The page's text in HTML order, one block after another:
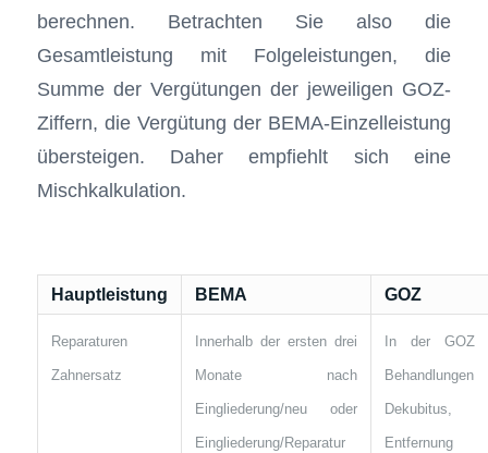
berechnen. Betrachten Sie also die
Gesamtleistung mit Folgeleistungen, die
Summe der Vergütungen der jeweiligen GOZ-
Ziffern, die Vergütung der BEMA-Einzelleistung
übersteigen. Daher empfiehlt sich eine
Mischkalkulation.
Hauptleistung BEMA GOZ
Reparaturen
Zahnersatz
Innerhalb der ersten drei
Monate nach
Eingliederung/neu oder
Eingliederung/Reparatur
In der GOZ
Dekubitus,
Entfernung